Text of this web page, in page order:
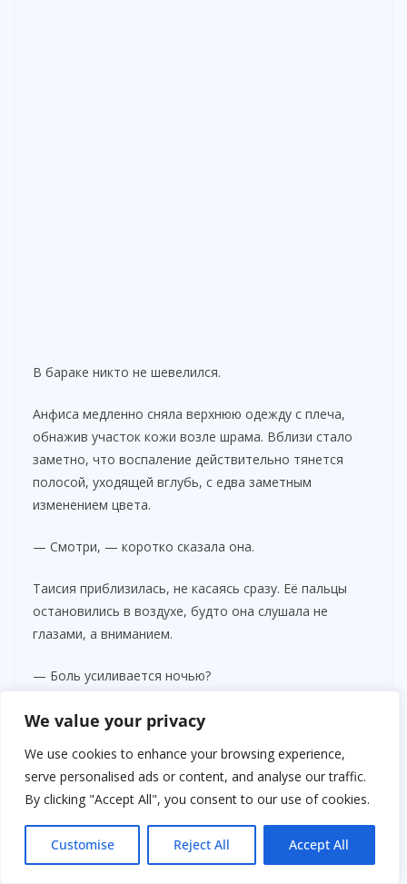
We value your privacy
We use cookies to enhance your browsing experience,
serve personalised ads or content, and analyse our traffic.
By clicking "Accept All", you consent to our use of cookies.
Customise Reject All Accept All
В бараке никто не шевелился.
Анфиса медленно сняла верхнюю одежду с плеча,
обнажив участок кожи возле шрама. Вблизи стало
заметно, что воспаление действительно тянется
полосой, уходящей вглубь, с едва заметным
изменением цвета.
— Смотри, — коротко сказала она.
Таисия приблизилась, не касаясь сразу. Её пальцы
остановились в воздухе, будто она слушала не
глазами, а вниманием.
— Боль усиливается ночью?
— Откуда ты…
— Усиливается?
Короткая пауза.
— Да.